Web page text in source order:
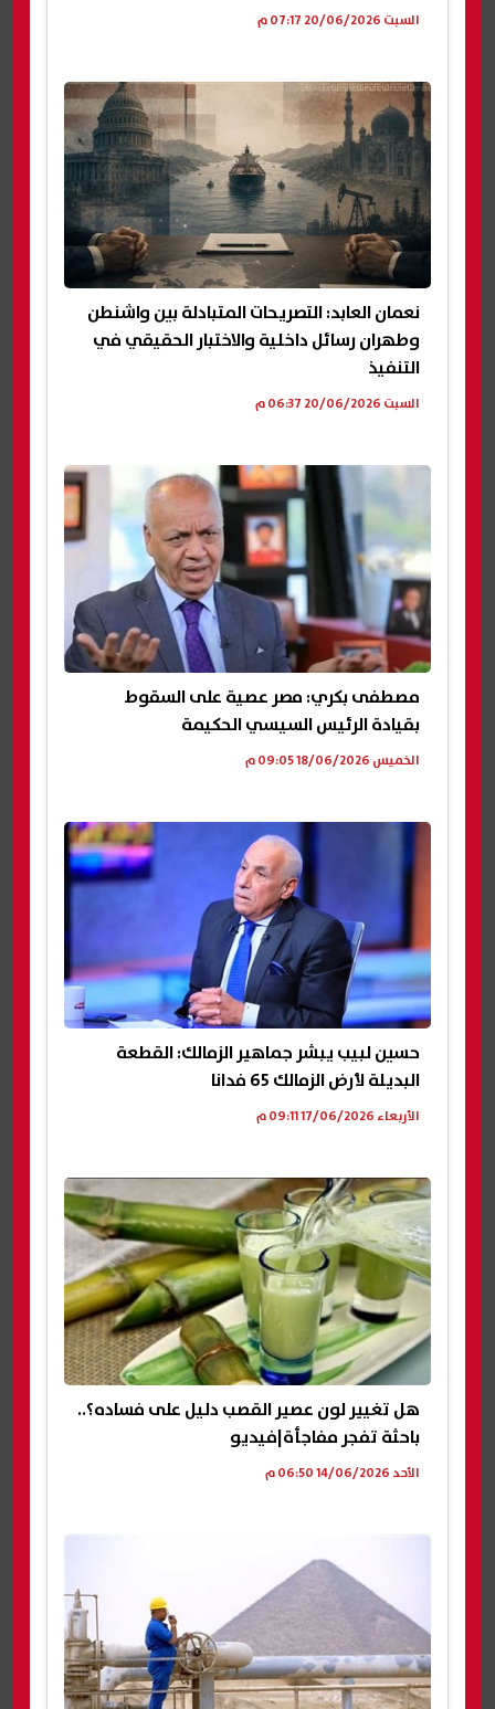
السبت 20/06/2026 07:17 م
نعمان العابد: التصريحات المتبادلة بين واشنطن
وطهران رسائل داخلية والاختبار الحقيقي في
التنفيذ
السبت 20/06/2026 06:37 م
مصطفى بكري: مصر عصية على السقوط
بقيادة الرئيس السيسي الحكيمة
الخميس 18/06/2026 09:05 م
حسين لبيب يبشر جماهير الزمالك: القطعة
البديلة لأرض الزمالك 65 فدانا
الأربعاء 17/06/2026 09:11 م
هل تغيير لون عصير القصب دليل على فساده؟..
باحثة تفجر مفاجأة|فيديو
الأحد 14/06/2026 06:50 م